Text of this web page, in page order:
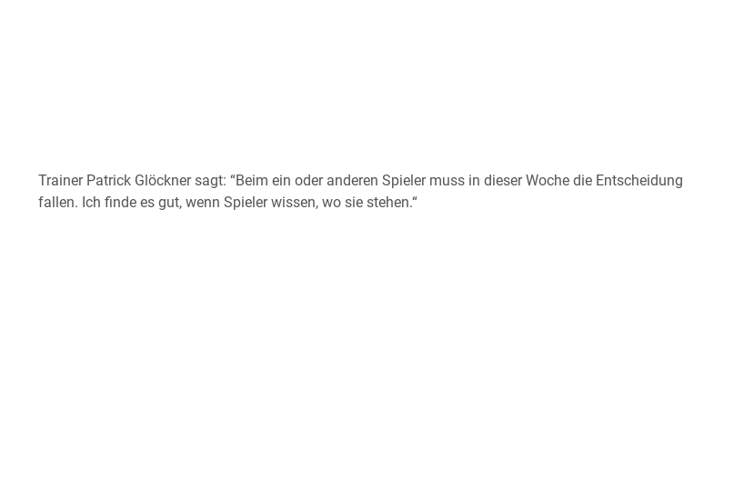
Trainer Patrick Glöckner sagt: “Beim ein oder anderen Spieler muss in dieser Woche die Entscheidung
fallen. Ich finde es gut, wenn Spieler wissen, wo sie stehen.“